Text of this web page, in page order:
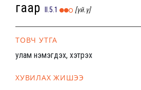
гаар II.5.1 [үй.ү]
ТОВЧ УТГА
улам нэмэгдэх, хэтрэх
ХУВИЛАХ ЖИШЭЭ